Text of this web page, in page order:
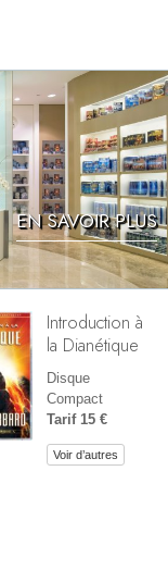
EN SAVOIR PLUS
Introduction à
la Dianétique
Disque
Compact
Tarif 15 €
Voir d’autres